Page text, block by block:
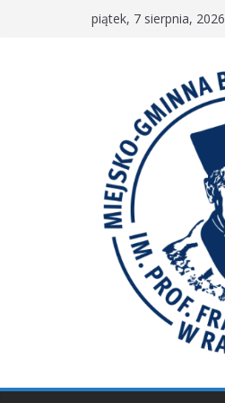
piątek, 7 sierpnia, 2026